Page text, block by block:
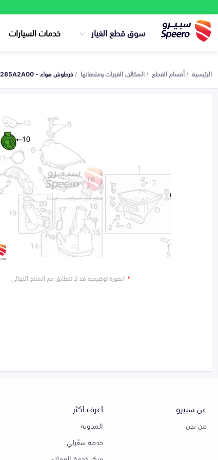
سوق قطع الغيار خدمات السيارات
الرئيسية أقسام القطع المكائن، القيرات وملحقاتها خرطوش هواء - HO172285A2A00
*الصورة توضيحية قد لا تتطابق مع المنتج النهائي
عن سبيرو
من نحن
اعرف اكثر
المدونة
خدمة سعّرلي